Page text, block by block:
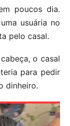
poucos dia.
usuária no
pelo casal.
o casal
para pedir
dinheiro.